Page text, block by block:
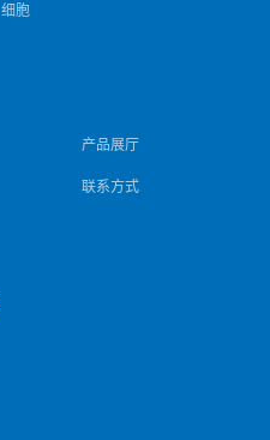
细胞
产品展厅
联系方式